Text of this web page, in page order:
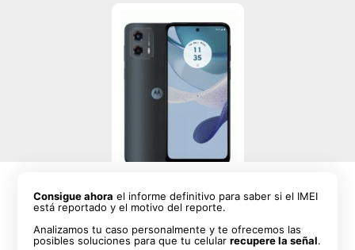
Consigue ahora el informe definitivo para saber si el IMEI
está reportado y el motivo del reporte.
Analizamos tu caso personalmente y te ofrecemos las
posibles soluciones para que tu celularrecupere la señal.